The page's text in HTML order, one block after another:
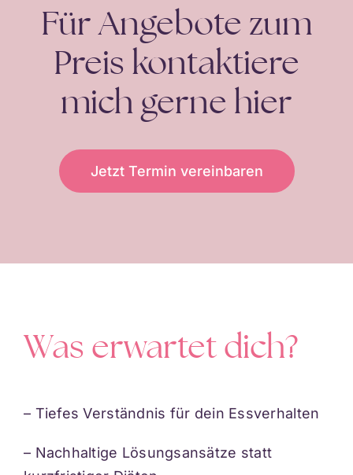
Für Angebote zum
Preis kontaktiere
mich gerne hier
Jetzt Termin vereinbaren
Was erwartet dich?
– Tiefes Verständnis für dein Essverhalten
– Nachhaltige Lösungsansätze statt